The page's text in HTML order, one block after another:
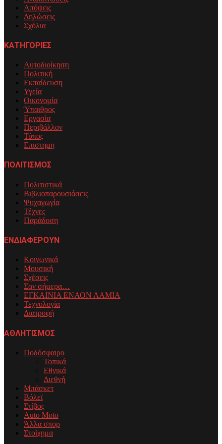
Απόψεις
Δηλώσεις
Σχόλια
ΚΑΤΗΓΟΡΙΕΣ
Αυτοδιοίκηση
Πολιτική
Εκπαίδευση
Υγεία
Οικονομία
Ύπαιθρος
Εργασία
Περιβάλλον
Τύπος
Επιστημη
ΠΟΛΙΤΙΣΜΟΣ
Πολιτιστικά
Βιβλιοπαρουσιάσεις
Ψυχαγωγία
Τέχνες
Παράδοση
ΕΝΔΙΑΦΕΡΟΥΝ
Κοινωνικά
Μουσική
Σχέσεις
Σαν σήμερα…
ΕΓΚΑΙΝΙΑ ΕΝΑΟΝ ΛΑΜΙΑ
Τεχνολογία
Διατροφή
ΑΘΛΗΤΙΣΜΟΣ
Ποδόσφαιρο
Τοπικά
Εθνικά
Διεθνή
Μπάσκετ
Βόλεϊ
Στίβος
Auto Moto
Άλλα σπορ
Στοίχημα